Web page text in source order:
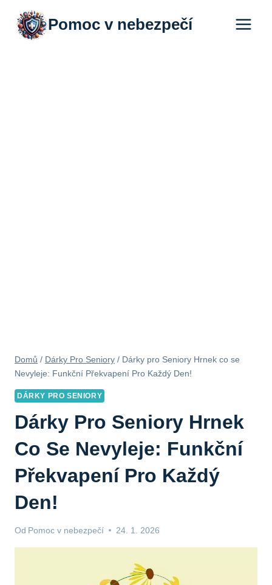
Přeskočit
obsah
Pomoc v nebezpečí
Domů / Dárky Pro Seniory / Dárky pro Seniory Hrnek co se
Nevyleje: Funkční Překvapení Pro Každý Den!
DÁRKY PRO SENIORY
Dárky Pro Seniory Hrnek
Co Se Nevyleje: Funkční
Překvapení Pro Každý
Den!
Od Pomoc v nebezpečí 24. 1. 2026